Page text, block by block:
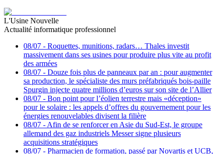
L'Usine Nouvelle
Actualité informatique professionnel
08/07 - Roquettes, munitions, radars… Thales investit
massivement dans ses usines pour produire plus vite au profit
des armées
08/07 - Douze fois plus de panneaux par an : pour augmenter
sa production, le spécialiste des murs préfabriqués bois-paille
Spurgin injecte quatre millions d’euros sur son site de l’Allier
08/07 - Bon point pour l’éolien terrestre mais «déception»
pour le solaire : les appels d’offres du gouvernement pour les
énergies renouvelables divisent la filière
08/07 - Afin de se renforcer en Asie du Sud-Est, le groupe
allemand des gaz industriels Messer signe plusieurs
acquisitions stratégiques
08/07 - Pharmacien de formation, passé par Novartis et UCB,